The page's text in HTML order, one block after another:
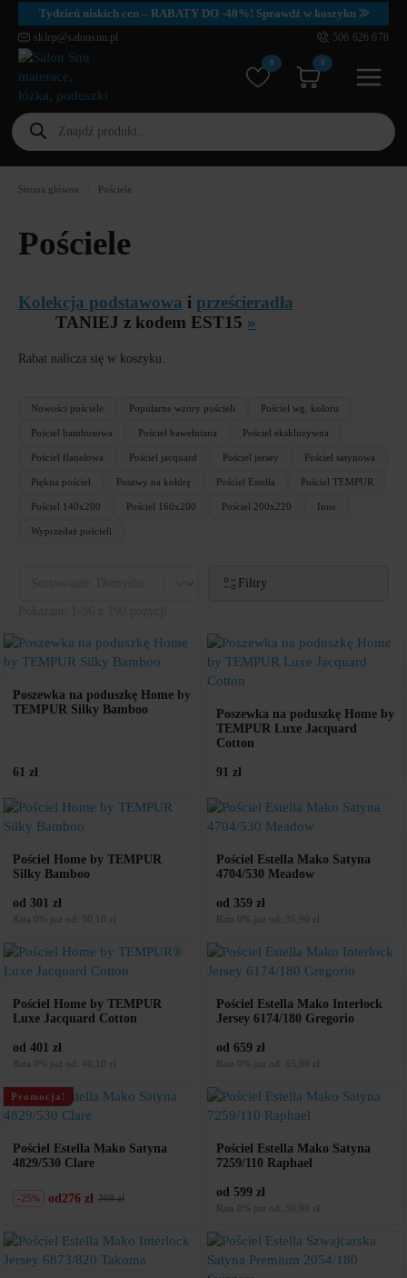
Tydzień niskich cen – RABATY DO -40%! Sprawdź w koszyku ⨠
sklep@salonsnu.pl 506 626 678
Wyszukiwarka
produktów
0 0
Strona główna Pościele
Pościele
Kolekcja podstawowa i prześcieradła
TANIEJ z kodem EST15 »
Rabat nalicza się w koszyku.
Nowości pościele Popularne wzory pościeli Pościel wg. koloru
Pościel bambusowa Pościel bawełniana Pościel ekskluzywna
Pościel flanelowa Pościel jacquard Pościel jersey Pościel satynowa
Piękna pościel Poszwy na kołdrę Pościel Estella Pościel TEMPUR
Pościel 140x200 Pościel 160x200 Pościel 200x220 Inne
Wyprzedaż pościeli
Filtry
Poszewka na poduszkę Home by
TEMPUR Silky Bamboo
61 zł
Poszewka na poduszkę Home by
TEMPUR Luxe Jacquard
Cotton
91 zł
Pościel Home by TEMPUR
Silky Bamboo
od 301 zł
Rata 0% już od: 30,10 zł
Pościel Estella Mako Satyna
4704/530 Meadow
od 359 zł
Rata 0% już od: 35,90 zł
Pościel Home by TEMPUR
Luxe Jacquard Cotton
od 401 zł
Rata 0% już od: 40,10 zł
Pościel Estella Mako Interlock
Jersey 6174/180 Gregorio
od 659 zł
Rata 0% już od: 65,90 zł
Promocja!
Pościel Estella Mako Satyna
4829/530 Clare
od 369 zł
Pierwotna
wynosiła:
369
zł.
276 zł
Aktualna
wynosi:
276
zł.
-25%
Pościel Estella Mako Satyna
7259/110 Raphael
od 599 zł
Rata 0% już od: 59,90 zł